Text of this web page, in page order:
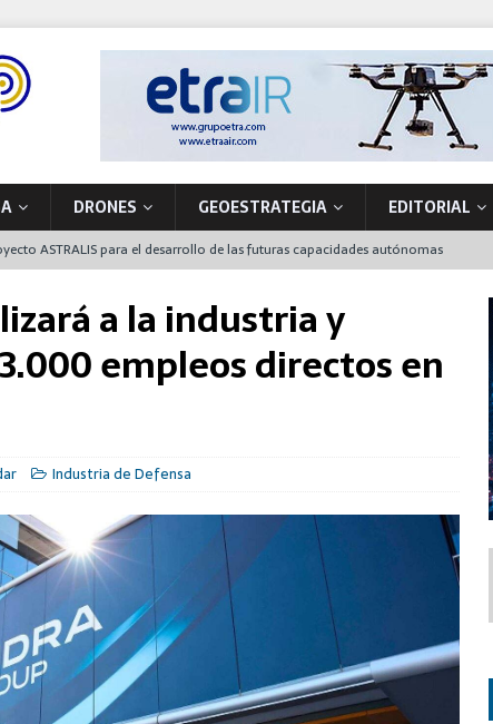
DRONES GEOESTRATEGIA EDITORIAL
ASTRALIS para el desarrollo de las futuras capacidades autónomas
planta de producción de vehículos militares en A Coruña
el primer NH90 para operaciones especiales que también funcionará en
‘Paznic’ asume el liderazgo en la misión de Policía Aérea
a la industria y
empleos directos en
Industria de Defensa